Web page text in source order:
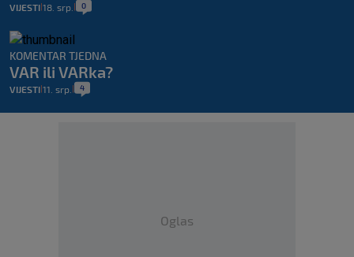
VIJESTI 18. srp. 0
KOMENTAR TJEDNA
VAR ili VARka?
VIJESTI 11. srp. 4
Oglas